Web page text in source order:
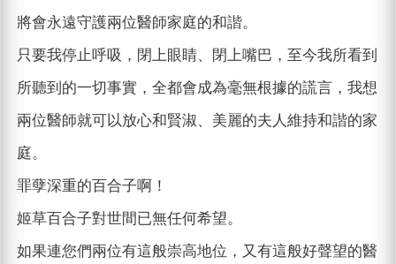
將會永遠守護兩位醫師家庭的和諧。
只要我停止呼吸，閉上眼睛、閉上嘴巴，至今我所看到
所聽到的一切事實，全都會成為毫無根據的謊言，我想
兩位醫師就可以放心和賢淑、美麗的夫人維持和諧的家
庭。
罪孽深重的百合子啊！
姬草百合子對世間已無任何希望。
如果連您們兩位有這般崇高地位，又有這般好聲望的醫